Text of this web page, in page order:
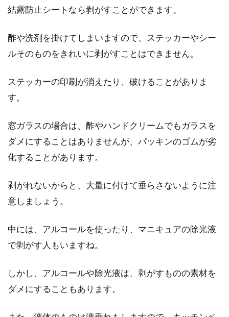
結露防止シートなら剥がすことができます。
酢や洗剤を掛けてしまいますので、ステッカーやシー
ルそのものをきれいに剥がすことはできません。
ステッカーの印刷が消えたり、破けることがありま
す。
窓ガラスの場合は、酢やハンドクリームでもガラスを
ダメにすることはありませんが、パッキンのゴムが劣
化することがあります。
剥がれないからと、大量に付けて垂らさないように注
意しましょう。
中には、アルコールを使ったり、マニキュアの除光液
で剥がす人もいますね。
しかし、アルコールや除光液は、剥がすものの素材を
ダメにすることもあります。